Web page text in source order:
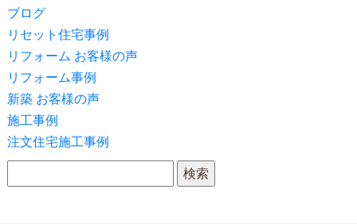
ブログ
リセット住宅事例
リフォーム お客様の声
リフォーム事例
新築 お客様の声
施工事例
注文住宅施工事例